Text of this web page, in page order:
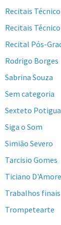
Recitais
Recitais
Recital Pós-
Rodrigo Borges
Sabrina Souza
Sem categoria
Sexteto
Siga o Som
Simião Severo
Tarcisio Gomes
Ticiano D'Amore
Trabalhos
Trompetearte